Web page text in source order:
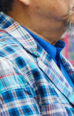
#BEAMS T
#TOKYO CULTUART
が生まれるところ
リエ #アニメ